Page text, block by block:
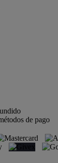
de pago